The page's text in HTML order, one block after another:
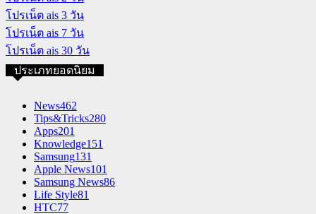
โปรเน็ต ais 3 วัน
โปรเน็ต ais 7 วัน
โปรเน็ต ais 30 วัน
ประเภทยอดนิยม
News462
Tips&Tricks280
Apps201
Knowledge151
Samsung131
Apple News101
Samsung News86
Life Style81
HTC77